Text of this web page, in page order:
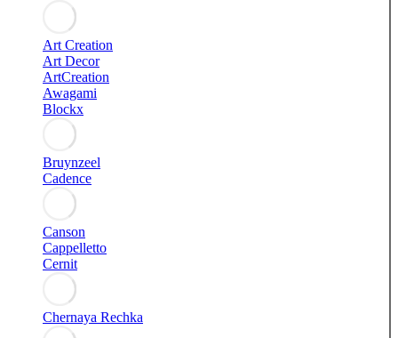
Art Creation
Art Decor
ArtCreation
Awagami
Blockx
Bruynzeel
Cadence
Canson
Cappelletto
Cernit
Chernaya Rechka